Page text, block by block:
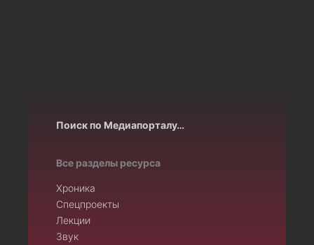
Поиск по Медиапорталу…
Все разделы ресурса
Хроника
Спецпроекты
Лекции
Звук